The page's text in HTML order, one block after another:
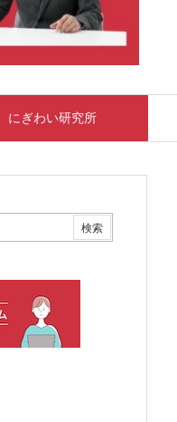
にぎわい研究所